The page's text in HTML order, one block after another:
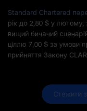
Standard Chartered
рік до 2,80 $ у лютому,
вищий бичачий
ціллю 7,00 $ за умови
прийняття Закону
Стежити